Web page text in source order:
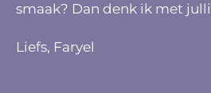
smaak? Dan denk ik met
Liefs, Faryel